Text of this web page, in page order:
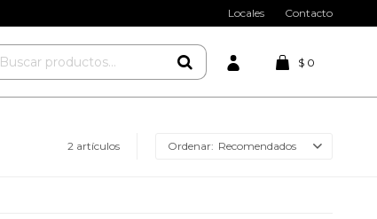
$ 0
Locales Contacto
2 artículos Recomendados